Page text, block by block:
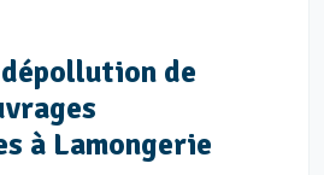
de
à Lamongerie